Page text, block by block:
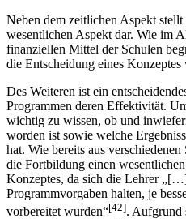
Neben dem zeitlichen Aspekt
wesentlichen Aspekt dar. Wie im
finanziellen Mittel der Schulen
die Entscheidung eines
Des Weiteren ist ein
Programmen deren Effektivität.
wichtig zu wissen, ob und
worden ist sowie welche
hat. Wie bereits aus
die Fortbildung einen
Konzeptes, da sich die Lehrer
Programmvorgaben halten, je
vorbereitet wurden“[42]. Aufgrund